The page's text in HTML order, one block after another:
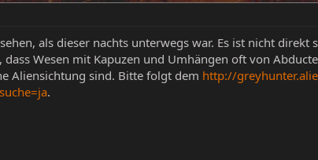
als dieser nachts unterwegs war. Es ist nicht
Wesen mit Kapuzen und Umhängen oft von
Aliensichtung sind. Bitte folgt dem http://
.